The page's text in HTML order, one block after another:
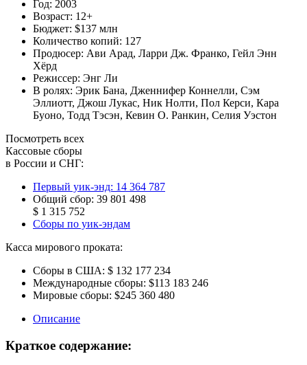
Год: 2003
Возраст: 12+
Бюджет: $137 млн
Количество копий: 127
Продюсер: Ави Арад, Ларри Дж. Франко, Гейл Энн
Хёрд
Режиссер: Энг Ли
В ролях: Эрик Бана, Дженнифер Коннелли, Сэм
Эллиотт, Джош Лукас, Ник Нолти, Пол Керси, Кара
Буоно, Тодд Тэсэн, Кевин О. Ранкин, Селия Уэстон
Посмотреть всех
Кассовые сборы
в России и СНГ:
Первый уик-энд: 14 364 787
Общий сбор: 39 801 498
$ 1 315 752
Сборы по уик-эндам
Касса мирового проката:
Сборы в США: $ 132 177 234
Международные сборы: $113 183 246
Мировые сборы: $245 360 480
Описание
Краткое содержание: